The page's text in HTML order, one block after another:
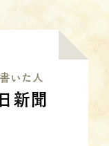
いた⼈
新聞